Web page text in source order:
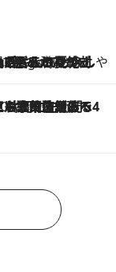
やりスイーツで夏を満喫
Ago
岡仁左衛門・市川中車ら豪華座組みで4年目の立川立飛歌舞伎へ